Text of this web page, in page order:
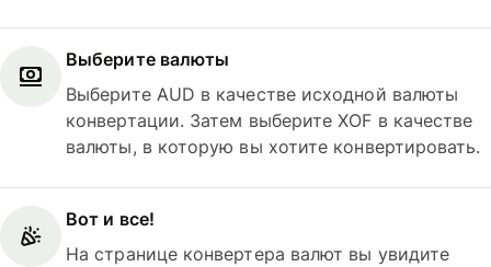
Выберите валюты
Выберите AUD в качестве исходной валюты
конвертации. Затем выберите XOF в качестве
валюты, в которую вы хотите конвертировать.
Вот и все!
На странице конвертера валют вы увидите